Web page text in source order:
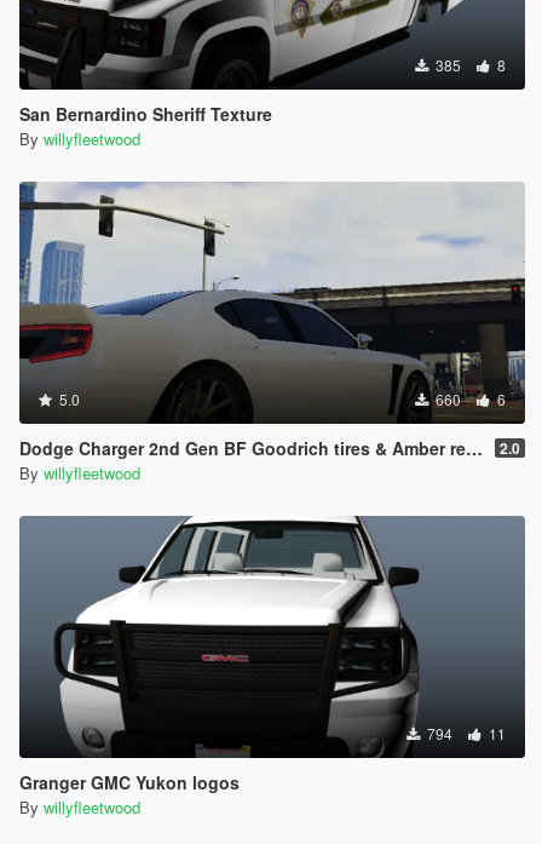
385 8
San Bernardino Sheriff Texture
By willyfleetwood
5.0 660 6
Dodge Charger 2nd Gen BF Goodrich tires & Amber rear turn lights 2.0
By willyfleetwood
794 11
Granger GMC Yukon logos
By willyfleetwood